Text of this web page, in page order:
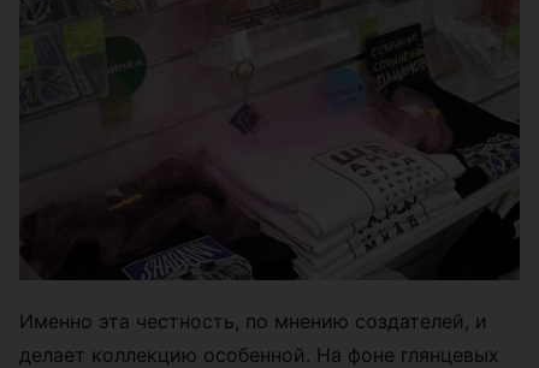
Именно эта честность, по мнению создателей, и
делает коллекцию особенной. На фоне глянцевых